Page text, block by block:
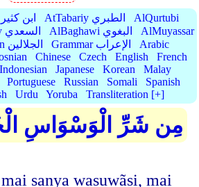
IbnKathir ابن كثير AtTabariy الطبري
AlQurtubi
AsSaadiyy السعدي AlBaghawi البغوي
AlMuyassar
AlJalalain الجلالين Grammar الإعراب
Arabic
Chinese Czech English
French
Indonesian Japanese Korean
Malay
Portuguese Russian Somali
Spanish
Urdu Yoruba Transliteration [+]
مِن شَرِّ الْوَسْوَاسِ
sanya wasuwãsi, mai